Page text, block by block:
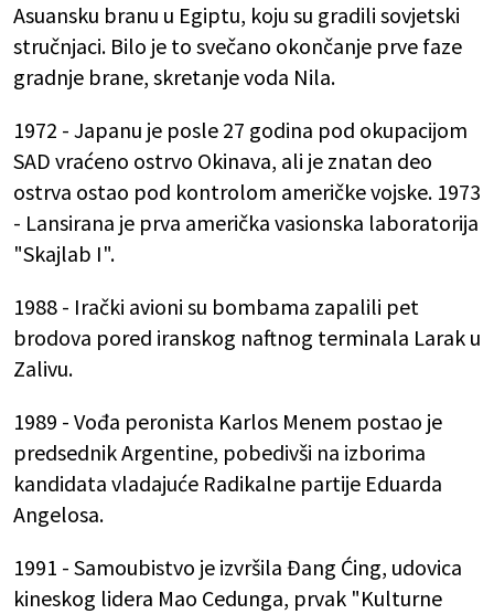
Asuansku branu u Egiptu, koju su gradili sovjetski
stručnjaci. Bilo je to svečano okončanje prve faze
gradnje brane, skretanje voda Nila.
1972 - Japanu je posle 27 godina pod okupacijom
SAD vraćeno ostrvo Okinava, ali je znatan deo
ostrva ostao pod kontrolom američke vojske. 1973
- Lansirana je prva američka vasionska laboratorija
"Skajlab I".
1988 - Irački avioni su bombama zapalili pet
brodova pored iranskog naftnog terminala Larak u
Zalivu.
1989 - Vođa peronista Karlos Menem postao je
predsednik Argentine, pobedivši na izborima
kandidata vladajuće Radikalne partije Eduarda
Angelosa.
1991 - Samoubistvo je izvršila Đang Ćing, udovica
kineskog lidera Mao Cedunga, prvak "Kulturne